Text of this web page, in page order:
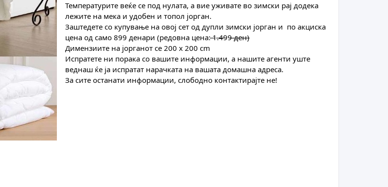
Температурите веќе се под нулата, а вие уживате во зимски рај додека
лежите на мека и удобен и топол јорган.
Заштедете со купување на овој сет од дупли зимски јорган и по акциска
цена од само 899 денари (редовна цена: ̶1.̶4̶99̶ ̶д̶е̶н̶)
Димензиите на јорганот се 200 х 200 cm
Испратете ни порака со вашите информации, а нашите агенти уште
веднаш ќе ја испратат нарачката на вашата домашна адреса.
За сите останати информации, слободно контактирајте не!